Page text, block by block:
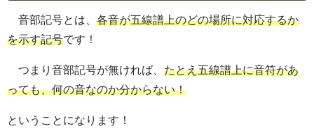
音部記号とは、 各音が五線譜上のどの場所に対応するか
を示す記号です！
つまり音部記号が無ければ、 たとえ五線譜上に音符があ
っても、何の音なのか分からない！
ということになります！